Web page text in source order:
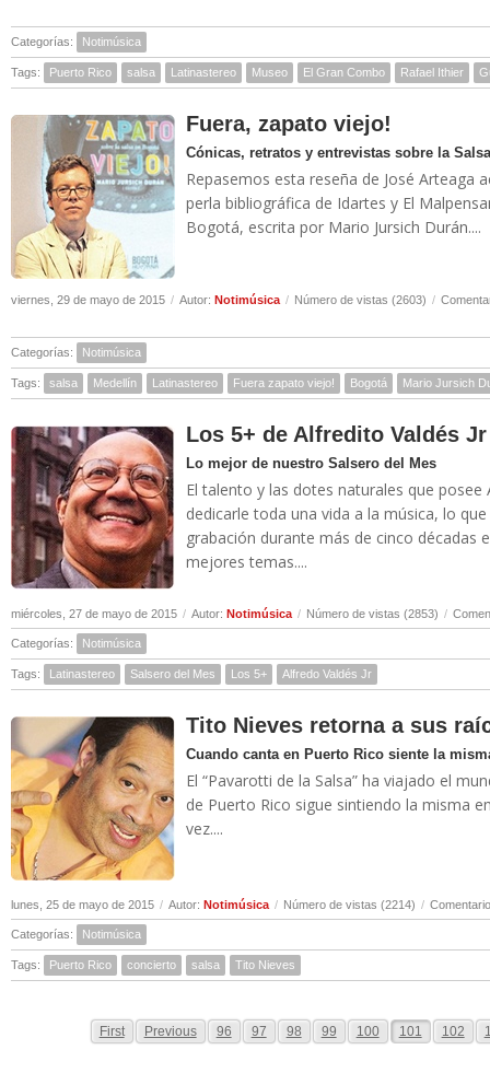
Categorías: Notimúsica
Tags: Puerto Rico salsa Latinastereo Museo El Gran Combo Rafael Ithier
Fuera, zapato viejo!
Cónicas, retratos y entrevistas sobre la
Repasemos esta reseña de José Arteaga
perla bibliográfica de Idartes y El
Bogotá, escrita por Mario Jursich Durán....
viernes, 29 de mayo de 2015 / Autor: Notimúsica / Número de vistas (2603) /
Categorías: Notimúsica
Tags: salsa Medellín Latinastereo Fuera zapato viejo! Bogotá Mario Jursich
Los 5+ de Alfredito Valdés Jr
Lo mejor de nuestro Salsero del Mes
El talento y las dotes naturales que
dedicarle toda una vida a la música, lo
grabación durante más de cinco décadas
mejores temas....
miércoles, 27 de mayo de 2015 / Autor: Notimúsica / Número de vistas (2853) /
Categorías: Notimúsica
Tags: Latinastereo Salsero del Mes Los 5+ Alfredo Valdés Jr
Tito Nieves retorna a sus
Cuando canta en Puerto Rico siente la
El “Pavarotti de la Salsa” ha viajado el
de Puerto Rico sigue sintiendo la misma
vez....
lunes, 25 de mayo de 2015 / Autor: Notimúsica / Número de vistas (2214) /
Categorías: Notimúsica
Tags: Puerto Rico concierto salsa Tito Nieves
First Previous 96 97 98 99 100 101 102